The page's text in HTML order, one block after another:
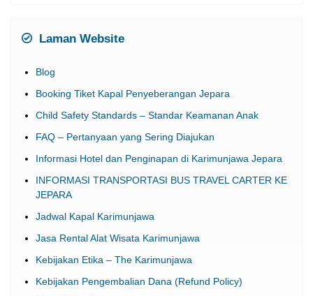
Laman Website
Blog
Booking Tiket Kapal Penyeberangan Jepara
Child Safety Standards – Standar Keamanan Anak
FAQ – Pertanyaan yang Sering Diajukan
Informasi Hotel dan Penginapan di Karimunjawa Jepara
INFORMASI TRANSPORTASI BUS TRAVEL CARTER KE
JEPARA
Jadwal Kapal Karimunjawa
Jasa Rental Alat Wisata Karimunjawa
Kebijakan Etika – The Karimunjawa
Kebijakan Pengembalian Dana (Refund Policy)